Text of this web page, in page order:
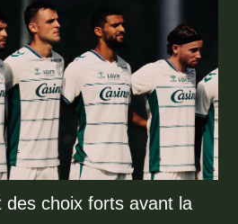
des choix forts avant la